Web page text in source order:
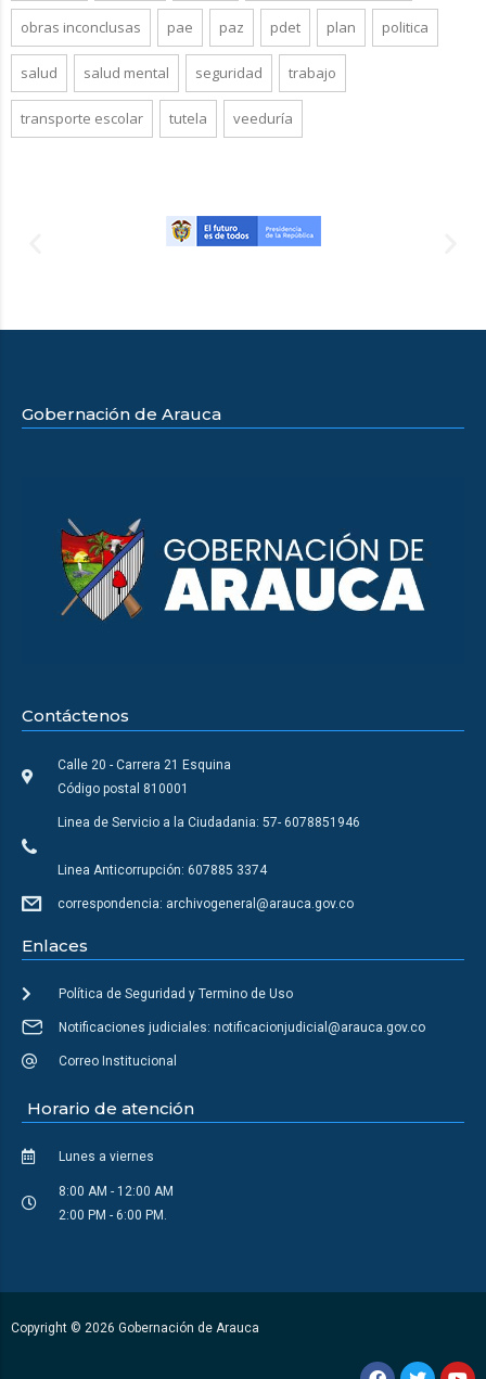
obras inconclusas pae paz pdet plan politica
salud salud mental seguridad trabajo
transporte escolar tutela veeduría
Gobernación de Arauca
Contáctenos
Calle 20 - Carrera 21 Esquina
Código postal 810001
Linea de Servicio a la Ciudadania: 57- 6078851946
Linea Anticorrupción: 607885 3374
correspondencia: archivogeneral@arauca.gov.co
Enlaces
Política de Seguridad y Termino de Uso
Notificaciones judiciales: notificacionjudicial@arauca.gov.co
Correo Institucional
Horario de atención
Lunes a viernes
8:00 AM - 12:00 AM
2:00 PM - 6:00 PM.
Copyright © 2026 Gobernación de Arauca